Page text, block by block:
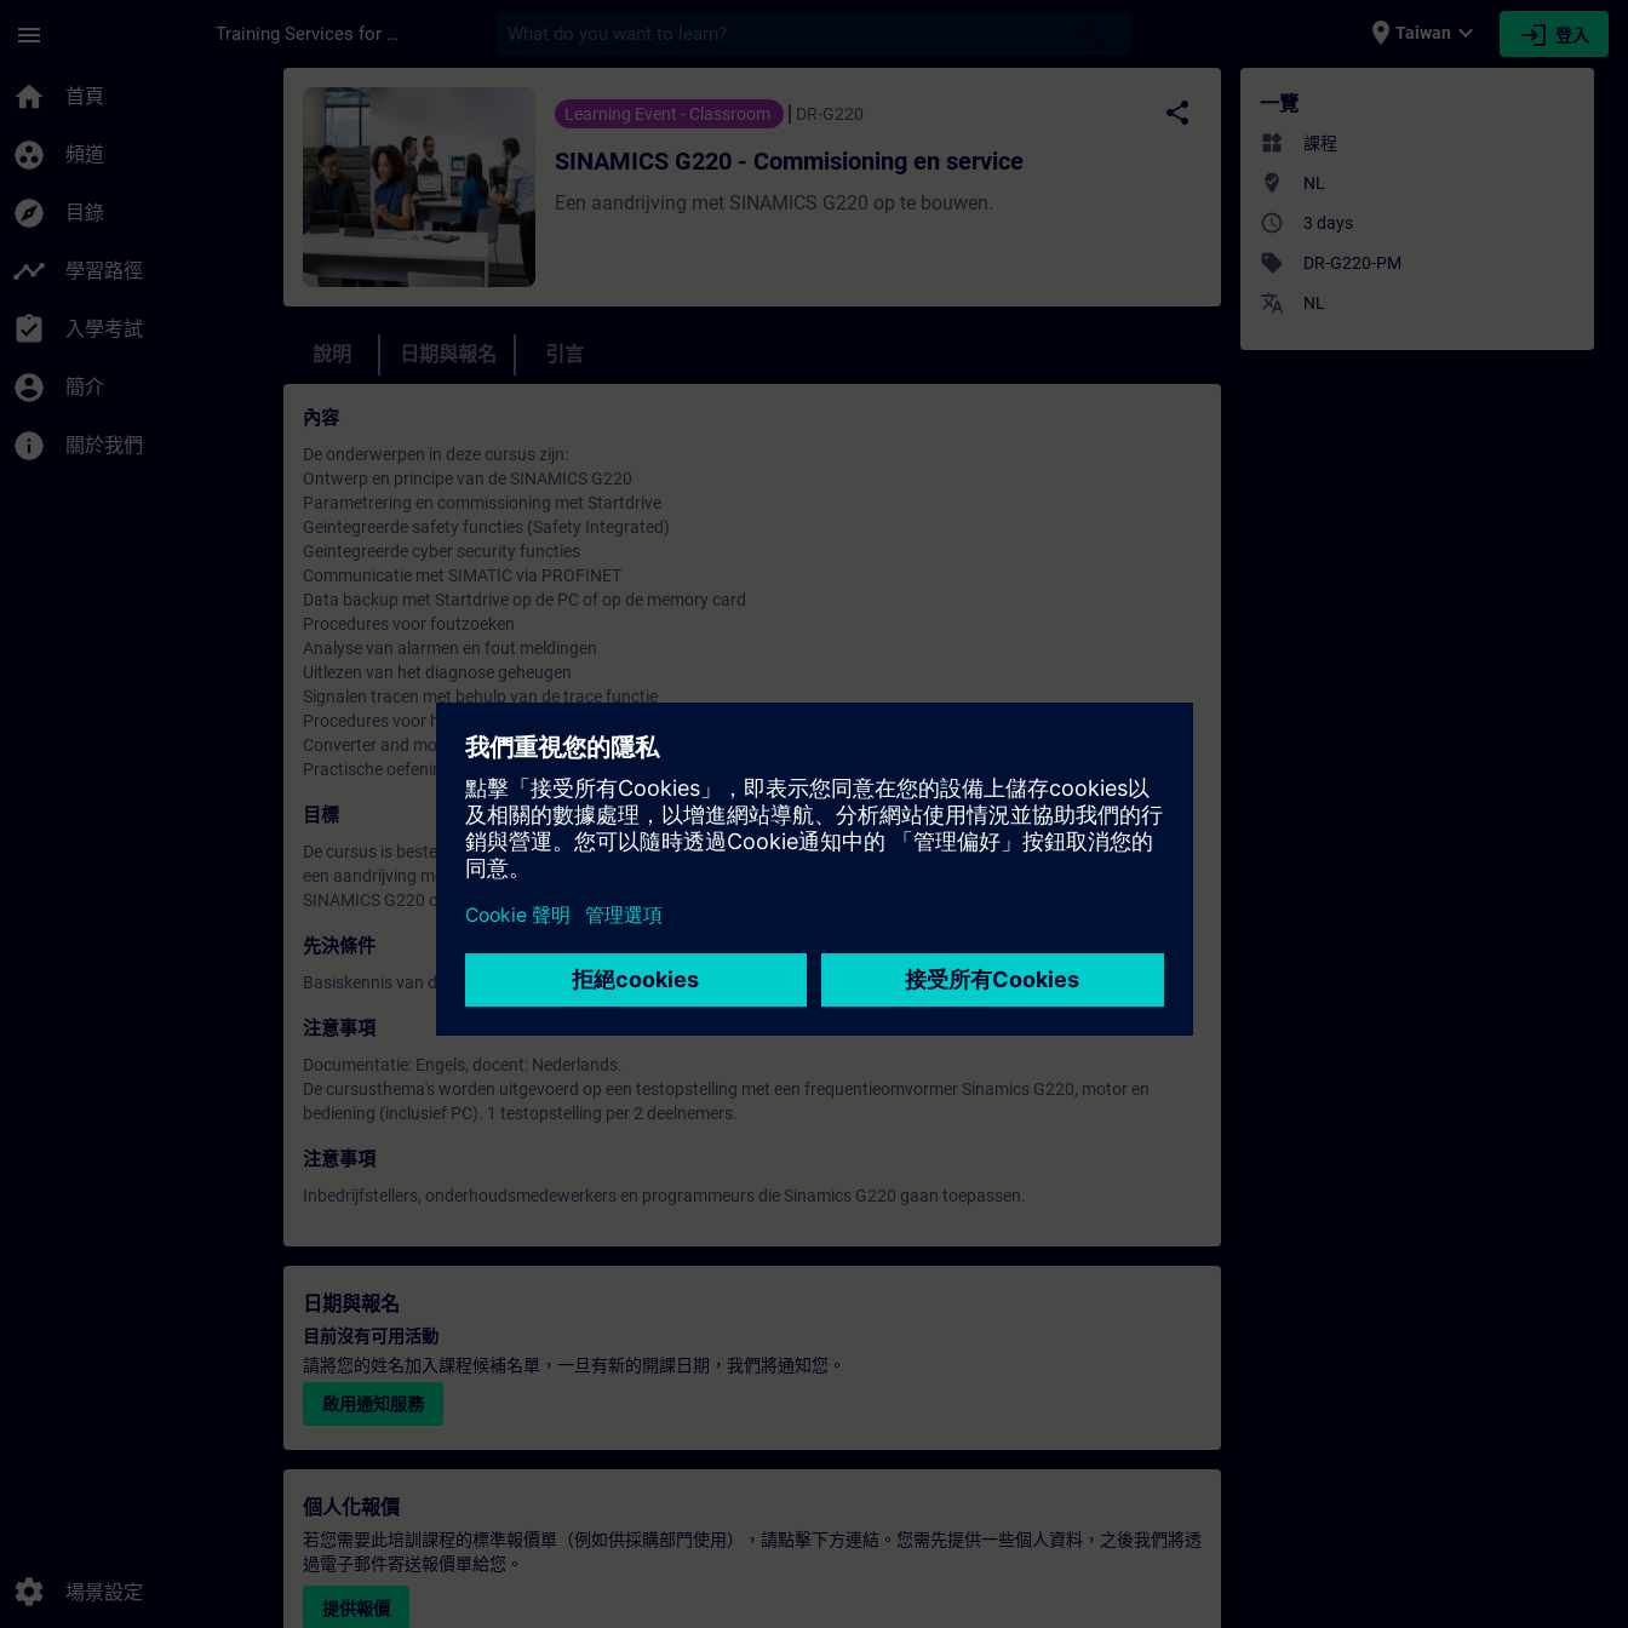
menu Training Services for Digital Industries place Taiwan expand_more login 登入
home 首頁
group_work 頻道
explore 目錄
timeline 學習路徑
assignment_turned_in 入學考試
account_circle 簡介
info 關於我們
settings 場景設定
課程 - SINAMICS G220 - Commisioning en service - 培訓 - 培訓 - 專業發展 | SITRAIN
Learning Event - Classroom DR-G220
share
SINAMICS G220 - Commisioning en service
Een aandrijving met SINAMICS G220 op te bouwen.
說明 日期與報名 引言
內容
De onderwerpen in deze cursus zijn:
Ontwerp en principe van de SINAMICS G220
Parametrering en commissioning met Startdrive
Geintegreerde safety functies (Safety Integrated)
Geintegreerde cyber security functies
Communicatie met SIMATIC via PROFINET
Data backup met Startdrive op de PC of op de memory card
Procedures voor foutzoeken
Analyse van alarmen en fout meldingen
Uitlezen van het diagnose geheugen
Signalen tracen met behulp van de trace functie
Procedures voor het vervangen van:
Converter and motor
Practische oefeningen met de SINAMICS G220
目標
De cursus is bestemd voor projectengineers-, service- en onderhoudspersoneel. Na deelname is de cursist in staat om
een aandrijving met SINAMICS G220 op te bouwen, in bedrijf te nemen en fouten op te sporen. Ook is duidelijk hoe de
SINAMICS G220 communiceert met een SIMATIC PLC.
先決條件
Basiskennis van draaistroommotoren en vermogenselektronica.
注意事項
Documentatie: Engels, docent: Nederlands.
De cursusthema's worden uitgevoerd op een testopstelling met een frequentieomvormer Sinamics G220, motor en
bediening (inclusief PC). 1 testopstelling per 2 deelnemers.
注意事項
Inbedrijfstellers, onderhoudsmedewerkers en programmeurs die Sinamics G220 gaan toepassen.
日期與報名
目前沒有可用活動
請將您的姓名加入課程候補名單，一旦有新的開課日期，我們將通知您。
啟用通知服務
個人化報價
若您需要此培訓課程的標準報價單（例如供採購部門使用），請點擊下方連結。您需先提供一些個人資料，之後我們將透
過電子郵件寄送報價單給您。
提供報價
一覽
widgets 課程
where_to_vote NL
access_time 3 days
sell DR-G220-PM
translate NL